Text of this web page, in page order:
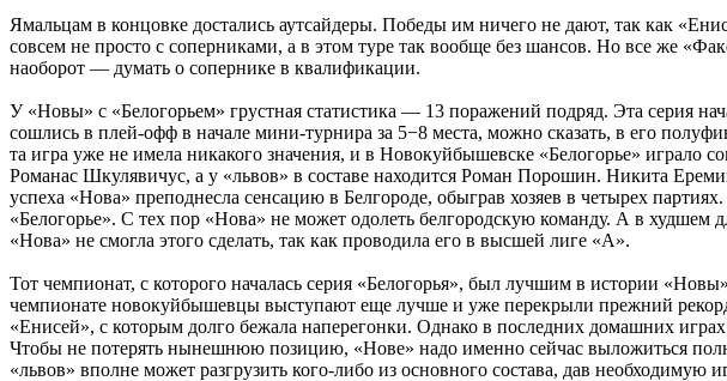
Ямальцам в концовке достались аутсайдеры. Победы им ничего не дают, так как
совсем не просто с соперниками, а в этом туре так вообще без шансов. Но все же
наоборот — думать о сопернике в квалификации.
У «Новы» с «Белогорьем» грустная статистика — 13 поражений подряд. Эта серия
сошлись в плей-офф в начале мини-турнира за 5−8 места, можно сказать, в его
та игра уже не имела никакого значения, и в Новокуйбышевске «Белогорье» играло
Романас Шкулявичус, а у «львов» в составе находится Роман Порошин. Никита
успеха «Нова» преподнесла сенсацию в Белгороде, обыграв хозяев в четырех
«Белогорье». С тех пор «Нова» не может одолеть белгородскую команду. А в худшем
«Нова» не смогла этого сделать, так как проводила его в высшей лиге «А».
Тот чемпионат, с которого началась серия «Белогорья», был лучшим в истории
чемпионате новокуйбышевцы выступают еще лучше и уже перекрыли прежний
«Енисей», с которым долго бежала наперегонки. Однако в последних домашних
Чтобы не потерять нынешнюю позицию, «Нове» надо именно сейчас выложиться
«львов» вполне может разгрузить кого-либо из основного состава, дав необходимую